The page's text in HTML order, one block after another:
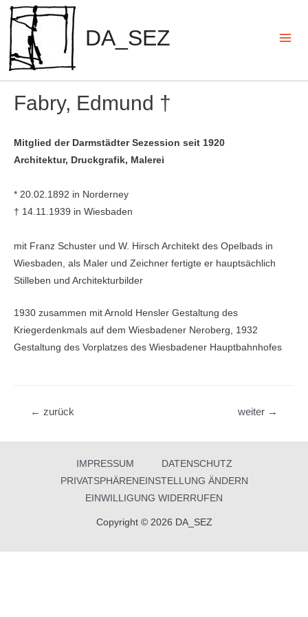
Zum
Inhalt
springen
DA_SEZ
Fabry, Edmund †
Mitglied der Darmstädter Sezession seit 1920
Architektur, Druckgrafik, Malerei
* 20.02.1892 in Norderney
† 14.11.1939 in Wiesbaden
mit Franz Schuster und W. Hirsch Architekt des Opelbads in
Wiesbaden, als Maler und Zeichner fertigte er hauptsächlich
Stilleben und Architekturbilder
1930 zusammen mit Arnold Hensler Gestaltung des
Kriegerdenkmals auf dem Wiesbadener Neroberg, 1932
Gestaltung des Vorplatzes des Wiesbadener Hauptbahnhofes
Beitragsnavigation
← zurück weiter →
IMPRESSUM
DATENSCHUTZ
PRIVATSPHÄRENEINSTELLUNG ÄNDERN
EINWILLIGUNG WIDERRUFEN
Copyright © 2026 DA_SEZ